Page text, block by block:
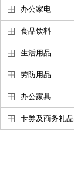
办公家电
食品饮料
生活用品
劳防用品
办公家具
卡券及商务礼品